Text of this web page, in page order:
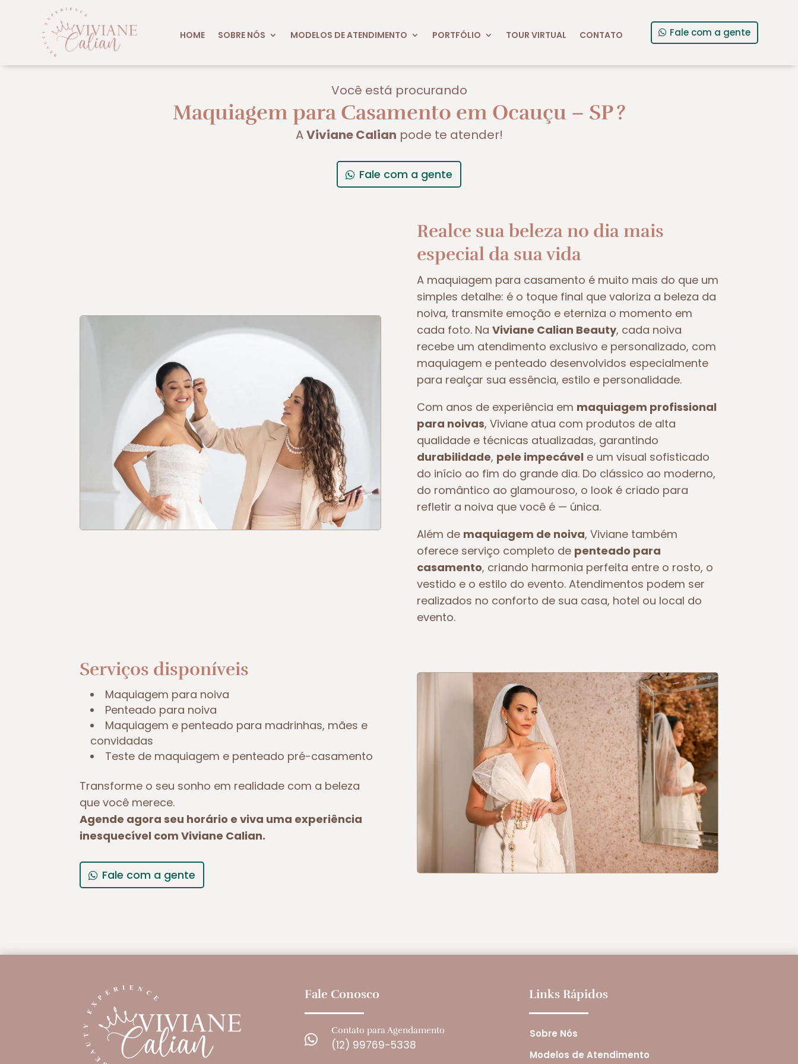
HOME SOBRE NÓS MODELOS DE ATENDIMENTO PORTFÓLIO TOUR VIRTUAL CONTATO Fale com a gente
Você está procurando
Maquiagem para Casamento em Ocauçu – SP?
AViviane Calian pode te atender!
Fale com a gente
Realce sua beleza no dia mais
especial da sua vida
A maquiagem para casamento é muito mais do que um
simples detalhe: é o toque final que valoriza a beleza da
noiva, transmite emoção e eterniza o momento em
cada foto. Na Viviane Calian Beauty, cada noiva
recebe um atendimento exclusivo e personalizado, com
maquiagem e penteado desenvolvidos especialmente
para realçar sua essência, estilo e personalidade.
Com anos de experiência em maquiagem profissional
para noivas, Viviane atua com produtos de alta
qualidade e técnicas atualizadas, garantindo
durabilidade, pele impecável e um visual sofisticado
do início ao fim do grande dia. Do clássico ao moderno,
do romântico ao glamouroso, o look é criado para
refletir a noiva que você é — única.
Além de maquiagem de noiva, Viviane também
oferece serviço completo de penteado para
casamento, criando harmonia perfeita entre o rosto, o
vestido e o estilo do evento. Atendimentos podem ser
realizados no conforto de sua casa, hotel ou local do
evento.
Serviços disponíveis
Maquiagem para noiva
Penteado para noiva
Maquiagem e penteado para madrinhas, mães e
convidadas
Teste de maquiagem e penteado pré-casamento
Transforme o seu sonho em realidade com a beleza
que você merece.
Agende agora seu horário e viva uma experiência
inesquecível com Viviane Calian.
Fale com a gente
Fale Conosco

Contato para Agendamento
(12) 99769-5338
Links Rápidos
Sobre Nós
Modelos de Atendimento